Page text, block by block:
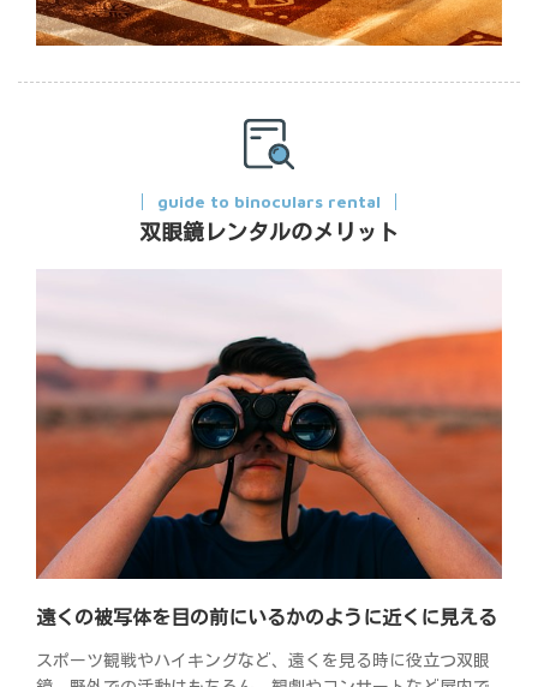
guide to binoculars rental
双眼鏡レンタルのメリット
遠くの被写体を目の前にいるかのように近くに見える
スポーツ観戦やハイキングなど、遠くを見る時に役立つ双眼